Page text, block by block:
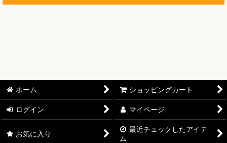
【ワンピースカード】ブースターパック 決戦の刻【OP-16】
【ワンピースカード】ブースターパック 神の島の冒険【OP-
ホーム ショッピングカート
ログイン マイページ
お気に入り
最近チェックしたアイテ
ム